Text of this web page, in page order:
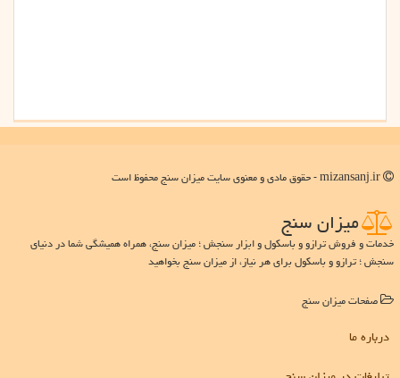
میزان سنج
خدمات و فروش ترازو و باسکول و ابزار سنجش ؛ میزان سنج، همراه همیشگی شما در دنیای
سنجش ؛ ترازو و باسکول برای هر نیاز، از میزان سنج بخواهید
صفحات میزان سنج
درباره ما